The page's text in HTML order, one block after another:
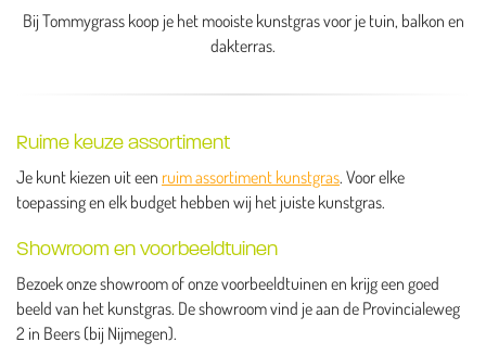
Bij Tommygrass koop je het mooiste kunstgras voor je tuin, balkon en
dakterras.
Ruime keuze assortiment
Je kunt kiezen uit een ruim assortiment kunstgras. Voor elke
toepassing en elk budget hebben wij het juiste kunstgras.
Showroom en voorbeeldtuinen
Bezoek onze showroom of onze voorbeeldtuinen en krijg een goed
beeld van het kunstgras. De showroom vind je aan de Provincialeweg
2 in Beers (bij Nijmegen).